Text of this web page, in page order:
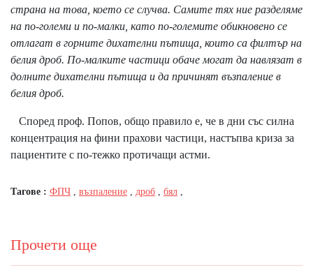
страна на това, което се случва. Самите тях ние разделяме
на по-големи и по-малки, като по-големите обикновено се
отлагат в горните дихателни пътища, които са филтър на
белия дроб. По-малките частици обаче могат да навлязат в
долните дихателни пътища и да причинят възпаление в
белия дроб.
Според проф. Попов, общо правило е, че в дни със силна
концентрация на фини прахови частици, настъпва криза за
пациентите с по-тежко протичащи астми.
Тагове : ФПЧ възпаление дроб бял
Прочети още